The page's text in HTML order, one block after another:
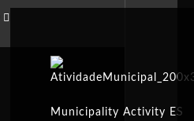
Municipality Activity ES